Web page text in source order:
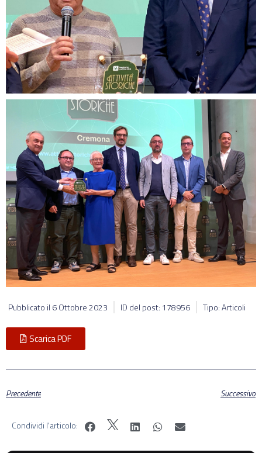
Pubblicato il 6 Ottobre 2023 ID del post: 178956 Tipo: Articoli
Scarica PDF
Precedente Successivo
Condividi l'articolo: